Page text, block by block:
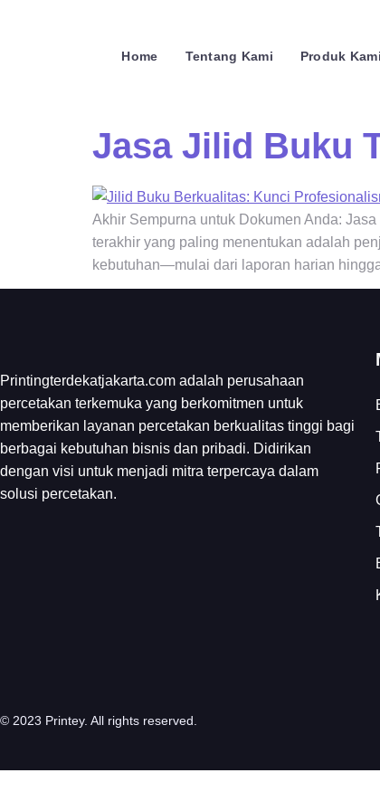
Home Tentang Kami Produk Kami
Jasa Jilid Buku
Akhir Sempurna untuk Dokumen Anda:
terakhir yang paling menentukan adalah
kebutuhan—mulai dari laporan harian
Printingterdekatjakarta.com adalah perusahaan
percetakan terkemuka yang berkomitmen untuk
memberikan layanan percetakan berkualitas tinggi bagi
berbagai kebutuhan bisnis dan pribadi. Didirikan
dengan visi untuk menjadi mitra terpercaya dalam
solusi percetakan.
© 2023 Printey. All rights reserved.